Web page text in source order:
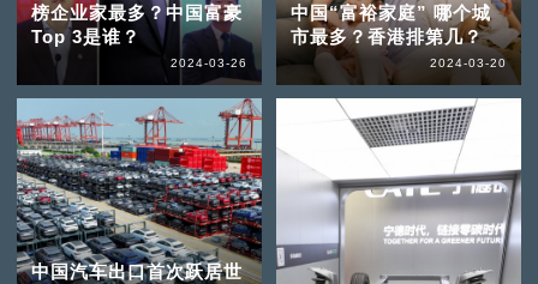
榜企业家最多？中国富豪
Top 3是谁？
2024-03-26
中国“富裕家庭” 哪个城
市最多？香港排第几？
2024-03-20
中国汽车出口首次跃居世